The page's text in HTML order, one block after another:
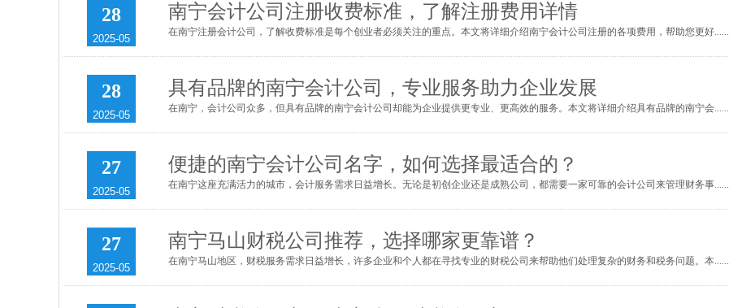
28
2025-05
南宁会计公司注册收费标准，了解注册费用详情
在南宁注册会计公司，了解收费标准是每个创业者必须关注的重点。本文将详细介绍南宁会计公司注册的各项费用，帮助您更好......
28
2025-05
具有品牌的南宁会计公司，专业服务助力企业发展
在南宁，会计公司众多，但具有品牌的南宁会计公司却能为企业提供更专业、更高效的服务。本文将详细介绍具有品牌的南宁会......
27
2025-05
便捷的南宁会计公司名字，如何选择最适合的？
在南宁这座充满活力的城市，会计服务需求日益增长。无论是初创企业还是成熟公司，都需要一家可靠的会计公司来管理财务事......
27
2025-05
南宁马山财税公司推荐，选择哪家更靠谱？
在南宁马山地区，财税服务需求日益增长，许多企业和个人都在寻找专业的财税公司来帮助他们处理复杂的财务和税务问题。本......